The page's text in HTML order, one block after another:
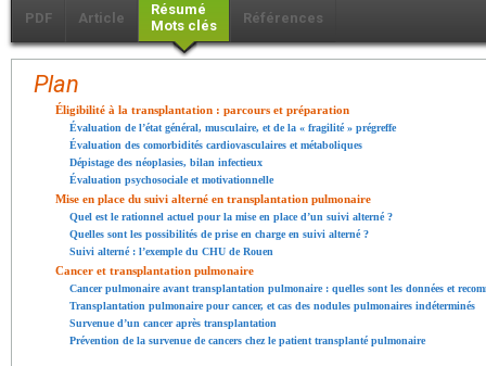
PDF Article
Résumé
Mots clés
Références
Plan
Éligibilité à la transplantation : parcours et préparation
Évaluation de l’état général, musculaire, et de la « fragilité » prégreffe
Évaluation des comorbidités cardiovasculaires et métaboliques
Dépistage des néoplasies, bilan infectieux
Évaluation psychosociale et motivationnelle
Mise en place du suivi alterné en transplantation pulmonaire
Quel est le rationnel actuel pour la mise en place d’un suivi alterné ?
Quelles sont les possibilités de prise en charge en suivi alterné ?
Suivi alterné : l’exemple du CHU de Rouen
Cancer et transplantation pulmonaire
Cancer pulmonaire avant transplantation pulmonaire : quelles sont les données et
Transplantation pulmonaire pour cancer, et cas des nodules pulmonaires indéterminés
Survenue d’un cancer après transplantation
Prévention de la survenue de cancers chez le patient transplanté pulmonaire